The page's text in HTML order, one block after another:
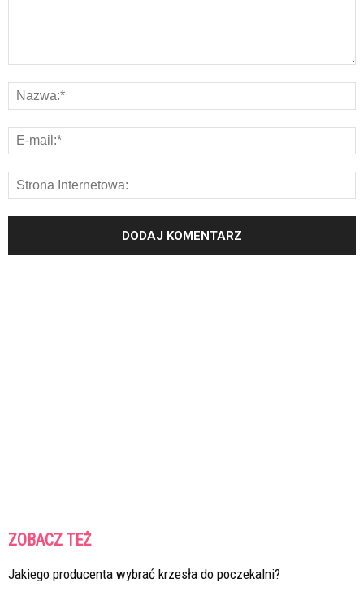
ZOBACZ TEŻ
Jakiego producenta wybrać krzesła do poczekalni?